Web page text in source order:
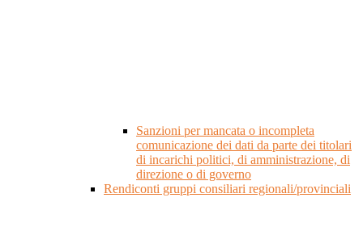
Sanzioni per mancata o incompleta
comunicazione dei dati da parte dei titolari
di incarichi politici, di amministrazione, di
direzione o di governo
Rendiconti gruppi consiliari regionali/provinciali